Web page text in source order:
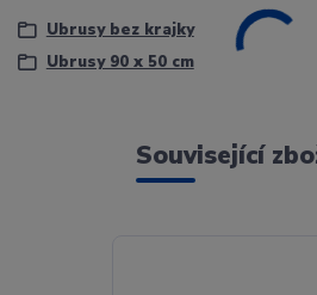
Ubrusy bez krajky
Ubrusy 90 x 50 cm
Související